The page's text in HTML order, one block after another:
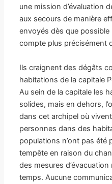
une mission d’évaluation
aux secours de manière
envoyés dès que
compte plus précisément
Ils craignent des dégâts
habitations de la capitale
Au sein de la capitale les
solides, mais en dehors,
dans cet archipel où
personnes dans des
populations n’ont pas été
tempête en raison du
des mesures d’évacuation
temps. Aucune